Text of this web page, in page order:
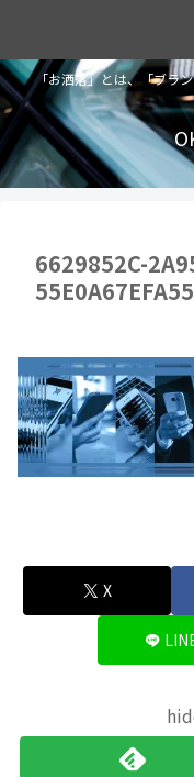
「お洒落」とは、「ブラ
6629852C-
55E0A67EFA55
X